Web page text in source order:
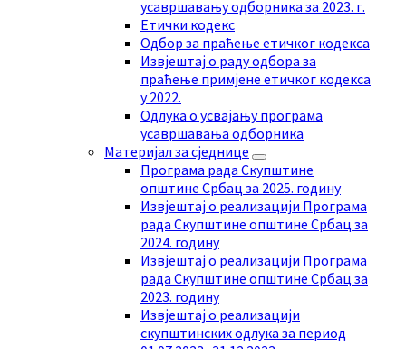
усавршавању одборника за 2023. г.
Етички кодекс
Одбор за праћење етичког кодекса
Извјештај о раду одбора за
праћење примјене етичког кодекса
у 2022.
Одлука о усвајању програма
усавршавања одборника
Mатеријал за сједнице
Програма рада Скупштине
општине Србац за 2025. годину
Извјештај о реализацији Програма
рада Скупштине општине Србац за
2024. годину
Извјештај о реализацији Програма
рада Скупштине општине Србац за
2023. годину
Извјештај о реализацији
скупштинских одлука за период